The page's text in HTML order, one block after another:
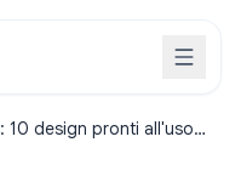
10 design pronti all'uso